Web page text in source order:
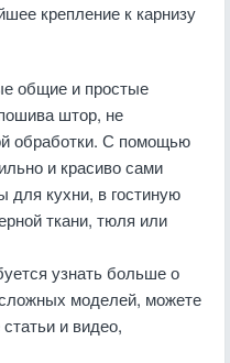
крепление к карнизу
общие и простые
штор, не
обработки. С помощью
и красиво сами
кухни, в гостиную
ткани, тюля или
узнать больше о
моделей, можете
и видео,